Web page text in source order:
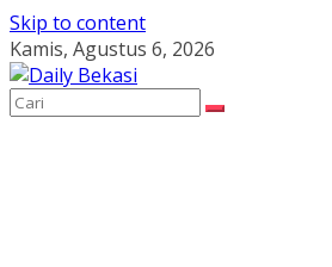
Skip to content
Kamis, Agustus 6, 2026